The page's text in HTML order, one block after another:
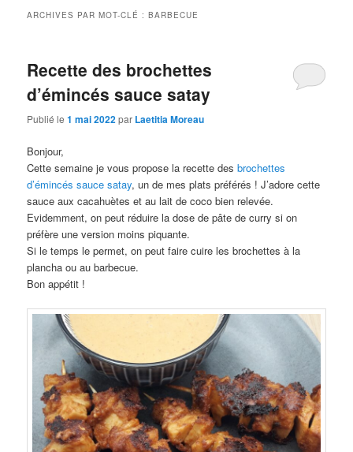
ARCHIVES PAR MOT-CLÉ :BARBECUE
Recette des brochettes
d’émincés sauce satay
Publié le1 mai 2022par Laetitia Moreau
Bonjour,
Cette semaine je vous propose la recette desbrochettes
d’émincés sauce satay, un de mes plats préférés ! J’adore cette
sauce aux cacahuètes et au lait de coco bien relevée.
Evidemment, on peut réduire la dose de pâte de curry si on
préfère une version moins piquante.
Si le temps le permet, on peut faire cuire les brochettes à la
plancha ou au barbecue.
Bon appétit !